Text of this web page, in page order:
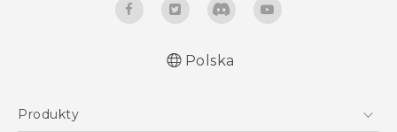
Polska
Produkty